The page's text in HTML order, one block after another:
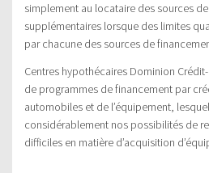
simplement au locataire des sources
supplémentaires lorsque des limites
par chacune des sources de
Centres hypothécaires Dominion
de programmes de financement par
automobiles et de l’équipement,
considérablement nos possibilités de
difficiles en matière d’acquisition